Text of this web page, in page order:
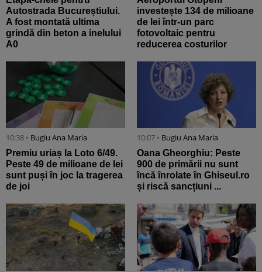
Autostrada Bucureștiului.
A fost montată ultima
grindă din beton a inelului
A0
investește 134 de milioane
de lei într-un parc
fotovoltaic pentru
reducerea costurilor
10:38 • Bugiu ⁠Ana Maria
Premiu uriaș la Loto 6/49.
Peste 49 de milioane de lei
sunt puși în joc la tragerea
de joi
10:07 • Bugiu ⁠Ana Maria
Oana Gheorghiu: Peste
900 de primării nu sunt
încă înrolate în Ghiseul.ro
și riscă sancțiuni ...